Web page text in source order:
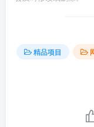
精品项目